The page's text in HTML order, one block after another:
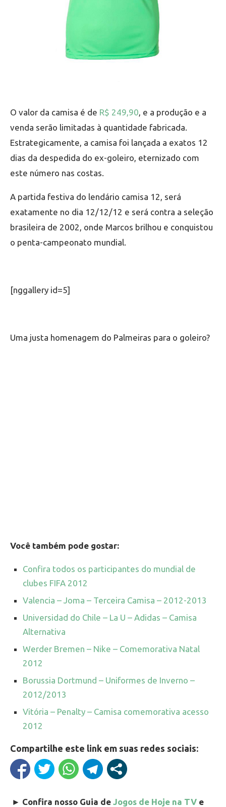
O valor da camisa é de R$ 249,90 , e a produção e a
venda serão limitadas à quantidade fabricada.
Estrategicamente, a camisa foi lançada a exatos 12
dias da despedida do ex-goleiro, eternizado com
este número nas costas.
A partida festiva do lendário camisa 12, será
exatamente no dia 12/12/12 e será contra a seleção
brasileira de 2002, onde Marcos brilhou e conquistou
o penta-campeonato mundial.
[nggallery id=5]
Uma justa homenagem do Palmeiras para o goleiro?
Você também pode gostar:
Confira todos os participantes do mundial de
clubes FIFA 2012
Valencia – Joma – Terceira Camisa – 2012-2013
Universidad do Chile – La U – Adidas – Camisa
Alternativa
Werder Bremen – Nike – Comemorativa Natal
2012
Borussia Dortmund – Uniformes de Inverno –
2012/2013
Vitória – Penalty – Camisa comemorativa acesso
2012
Compartilhe este link em suas redes sociais:
► Confira nosso Guia de Jogos de Hoje na TV e